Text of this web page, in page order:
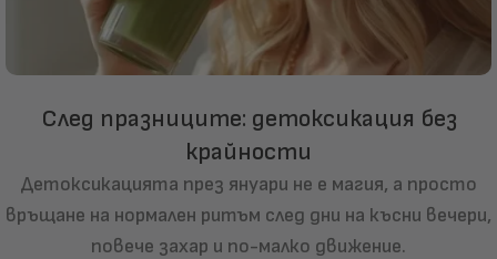
След празниците: детоксикация без
крайности
Детоксикацията през януари не е магия, а просто
връщане на нормален ритъм след дни на късни вечери,
повече захар и по-малко движение.